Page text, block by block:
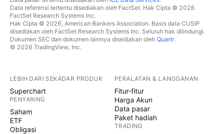
Data referensi tertentu disediakan oleh FactSet. Hak Cipta © 2026
FactSet Research Systems Inc.
Hak Cipta © 2026, American Bankers Association. Basis data CUSIP
disediakan oleh FactSet Research Systems Inc. Seluruh hak dilindungi.
Dokumen SEC dan dokumen lainnya disediakan oleh Quartr.
© 2026 TradingView, Inc.
LEBIH DARI SEKADAR PRODUK
Superchart
PENYARING
Saham
ETF
Obligasi
PERALATAN & LANGGANAN
Fitur-fitur
Harga Akun
Data pasar
Paket hadiah
TRADING